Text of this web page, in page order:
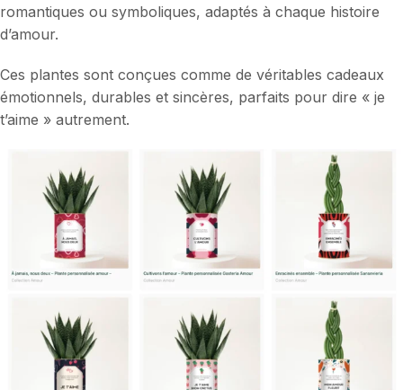
romantiques ou symboliques, adaptés à chaque histoire
d’amour.
Ces plantes sont conçues comme de véritables cadeaux
émotionnels, durables et sincères, parfaits pour dire « je
t’aime » autrement.